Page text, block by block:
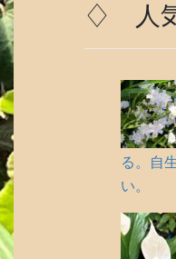
♢ 人
る。自
い。